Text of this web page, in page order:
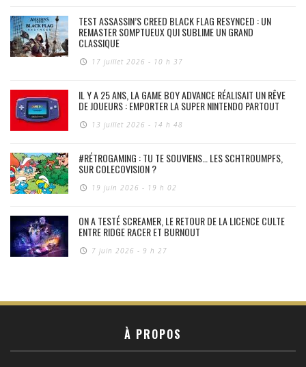
TEST ASSASSIN’S CREED BLACK FLAG RESYNCED : UN
REMASTER SOMPTUEUX QUI SUBLIME UN GRAND
CLASSIQUE
17 juillet 2026 - 10 h 37
IL Y A 25 ANS, LA GAME BOY ADVANCE RÉALISAIT UN RÊVE
DE JOUEURS : EMPORTER LA SUPER NINTENDO PARTOUT
13 juillet 2026 - 14 h 48
#RÉTROGAMING : TU TE SOUVIENS… LES SCHTROUMPFS,
SUR COLECOVISION ?
19 juin 2026 - 19 h 02
ON A TESTÉ SCREAMER, LE RETOUR DE LA LICENCE CULTE
ENTRE RIDGE RACER ET BURNOUT
7 juin 2026 - 9 h 27
À PROPOS